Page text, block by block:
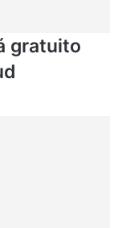
gratuito